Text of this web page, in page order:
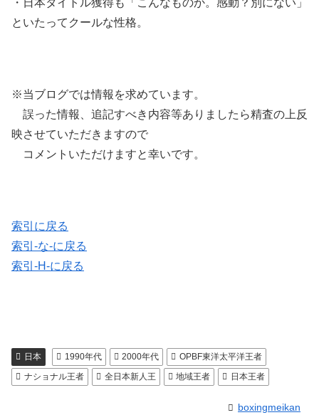
・日本タイトル獲得も「こんなものか。感動？別にない」
といたってクールな性格。
※当ブログでは情報を求めています。
誤った情報、追記すべき内容等ありましたら精査の上反
映させていただきますので
コメントいただけますと幸いです。
索引に戻る
索引-な-に戻る
索引-H-に戻る
日本 1990年代 2000年代
OPBF東洋太平洋王者
ナショナル王者
全日本新人王 地域王者 日本王者
boxingmeikan